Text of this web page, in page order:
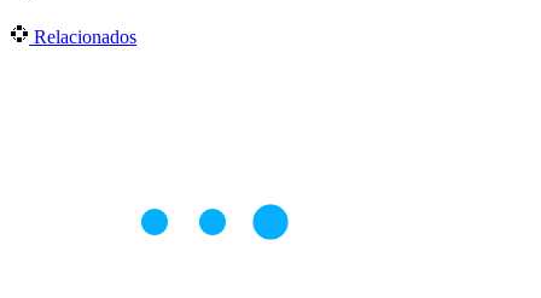
Relacionados